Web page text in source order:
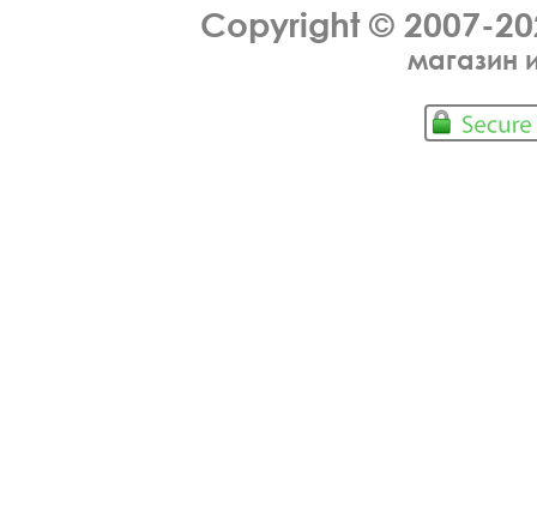
Copyright © 2007-
магазин